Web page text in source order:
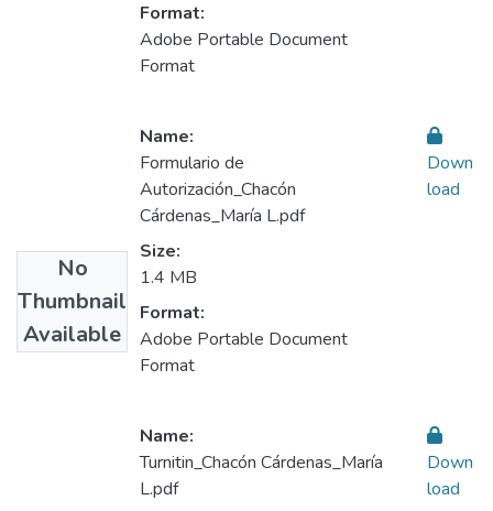
Format:
Adobe Portable Document
Format
No
Thumbnail
Available
Name:
Formulario de
Autorización_Chacón
Cárdenas_María L.pdf
Size:
1.4 MB
Format:
Adobe Portable Document
Format
Down
load
Name:
Turnitin_Chacón Cárdenas_María
L.pdf
Down
load